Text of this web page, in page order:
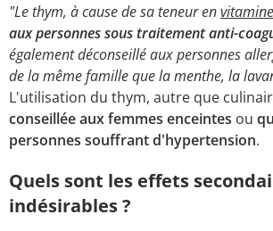
"Le thym, à cause de sa teneur en
aux personnes sous traitement anti-
également déconseillé aux personnes
de la même famille que la menthe, la
L'utilisation du thym, autre que
conseillée aux femmes enceintes ou
personnes souffrant d'hypertension.
Quels sont les effets
indésirables ?